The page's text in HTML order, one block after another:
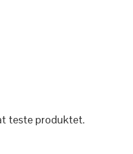
teste produktet.